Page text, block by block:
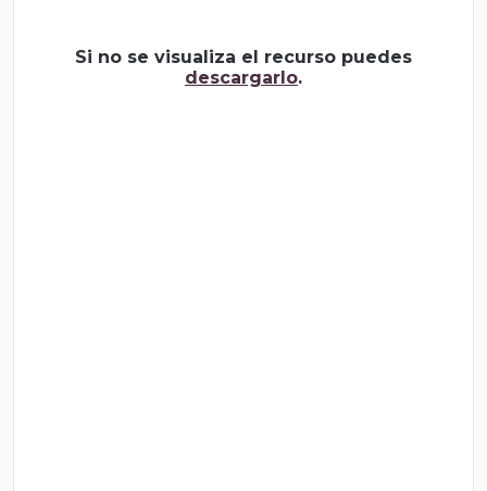
Si no se visualiza el recurso puedes
descargarlo.